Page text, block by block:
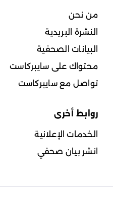
من نحن
النشرة البريدية
البيانات الصحفية
محتواك على سايبركاست
تواصل مع سايبركاست
روابط أخرى
الخدمات الإعلانية
انشر بيان صحفي